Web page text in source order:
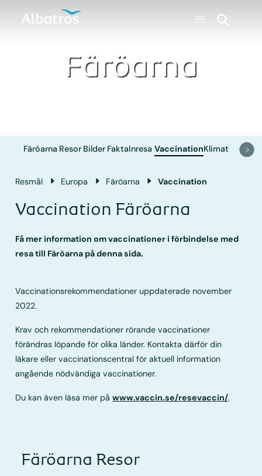
Färöarna
Färöarna Resor Bilder FaktaInresa VaccinationKlimat
Resmål Europa Färöarna Vaccination
Vaccination Färöarna
Få mer information om vaccinationer i förbindelse med
resa till Färöarna på denna sida.
Vaccinationsrekommendationer uppdaterade november
2022.
Krav och rekommendationer rörande vaccinationer
förändras löpande för olika länder. Kontakta därför din
läkare eller vaccinationscentral för aktuell information
angående nödvändiga vaccinationer.
Du kan även läsa mer påwww.vaccin.se/resevaccin/.
Färöarna Resor